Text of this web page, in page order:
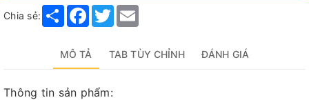
Chia sẻ: Share Facebook
Twitter
MÔ TẢ TAB TÙY CHỈNH ĐÁNH GIÁ
Thông tin sản phẩm: